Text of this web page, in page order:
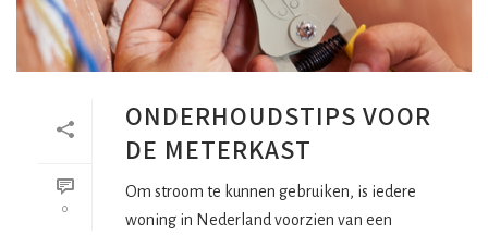
0
ONDERHOUDSTIPS VOOR
DE METERKAST
Om stroom te kunnen gebruiken, is iedere
woning in Nederland voorzien van een